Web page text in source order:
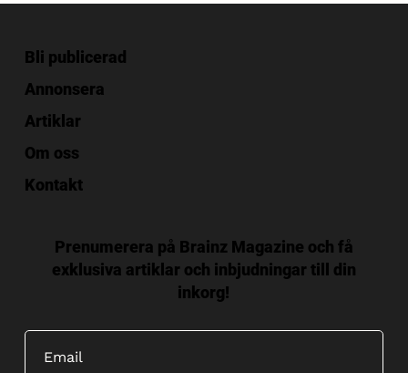
Bli publicerad
Annonsera
Artiklar
Om oss
Kontakt
Prenumerera på Brainz Magazine och få
exklusiva artiklar och inbjudningar till din
inkorg!